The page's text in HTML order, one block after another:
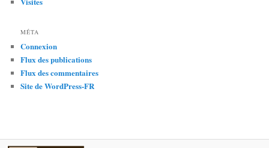
MÉTA
Connexion
Flux des publications
Flux des commentaires
Site de WordPress-FR